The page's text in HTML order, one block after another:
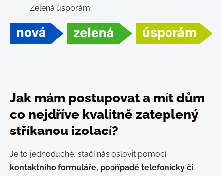
Zelená úsporám.
Jak mám postupovat a mít dům
co nejdříve kvalitně zateplený
stříkanou izolací?
Je to jednoduché, stačí nás oslovit pomocí
kontaktního formuláře, popřípadě telefonicky či